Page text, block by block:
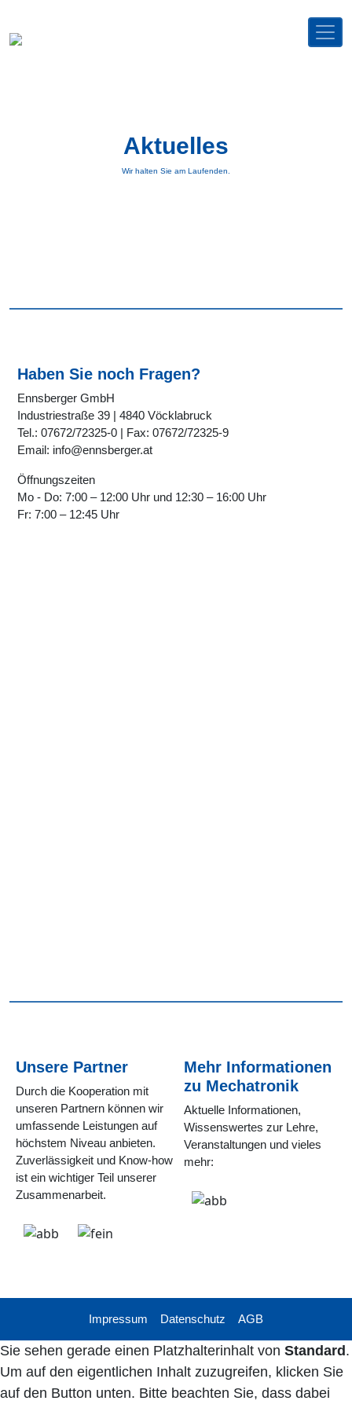
Aktuelles
Wir halten Sie am Laufenden.
Haben Sie noch Fragen?
Ennsberger GmbH
Industriestraße 39 | 4840 Vöcklabruck
Tel.: 07672/72325-0 | Fax: 07672/72325-9
Email: info@ennsberger.at
Öffnungszeiten
Mo - Do: 7:00 – 12:00 Uhr und 12:30 – 16:00 Uhr
Fr: 7:00 – 12:45 Uhr
Unsere Partner
Durch die Kooperation mit
unseren Partnern können wir
umfassende Leistungen auf
höchstem Niveau anbieten.
Zuverlässigkeit und Know-how
ist ein wichtiger Teil unserer
Zusammenarbeit.
Mehr Informationen
zu Mechatronik
Aktuelle Informationen,
Wissenswertes zur Lehre,
Veranstaltungen und vieles
mehr:
Impressum Datenschutz AGB
Sie sehen gerade einen Platzhalterinhalt von Standard .
Um auf den eigentlichen Inhalt zuzugreifen, klicken Sie
auf den Button unten. Bitte beachten Sie, dass dabei